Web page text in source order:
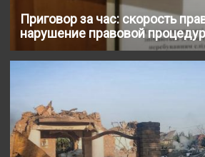
Приговор за час: скорость
нарушение правовой